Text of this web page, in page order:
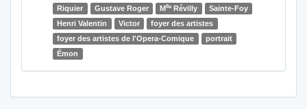
Riquier
Gustave Roger M lle Révilly
Sainte-Foy
Henri Valentin
Victor
foyer des artistes
foyer des artistes de l'Opera-Comique
portrait
Émon